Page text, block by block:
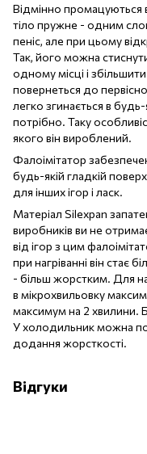
Відмінно промацуються
тіло пружне - одним
пеніс, але при цьому
Так, його можна
одному місці і
повернеться до
легко згинається в
потрібно. Таку
якого він вироблений.
Фалоімітатор
будь-якій гладкій
для інших ігор і ласк.
Матеріал Silexpan
виробників ви не
від ігор з цим
при нагріванні він стає
- більш жорстким. Для
в мікрохвильовку
максимум на 2 хвилини.
У холодильник можна
додання жорсткості.
Відгуки